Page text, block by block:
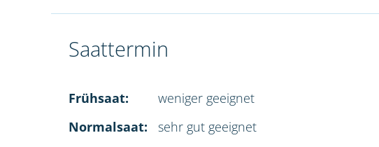
Saattermin
Frühsaat:
weniger geeignet
Normalsaat:
sehr gut geeignet